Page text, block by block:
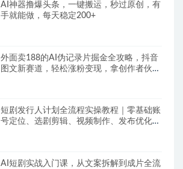
AI神器撸爆头条，一键搬运，秒过原创，有
手就能做，每天稳定200+
外面卖188的AI伪记录片掘金全攻略，抖音
图文新赛道，轻松涨粉变现，拿创作者伙伴
短剧发行人计划全流程实操教程｜零基础账
号定位、选剧剪辑、视频制作、发布优化一
AI短剧实战入门课，从文案拆解到成片全流